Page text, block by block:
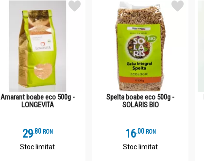
Amarant boabe eco 500g -
LONGEVITA
29.8 RON
Stoc limitat
Spelta boabe eco 500g -
SOLARIS BIO
16.0 RON
Stoc limitat